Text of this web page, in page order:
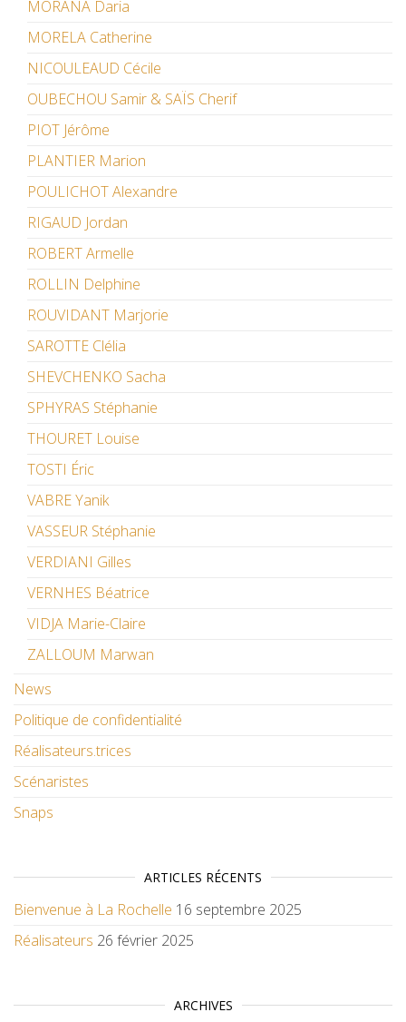
MORANA Daria
MORELA Catherine
NICOULEAUD Cécile
OUBECHOU Samir & SAÏS Cherif
PIOT Jérôme
PLANTIER Marion
POULICHOT Alexandre
RIGAUD Jordan
ROBERT Armelle
ROLLIN Delphine
ROUVIDANT Marjorie
SAROTTE Clélia
SHEVCHENKO Sacha
SPHYRAS Stéphanie
THOURET Louise
TOSTI Éric
VABRE Yanik
VASSEUR Stéphanie
VERDIANI Gilles
VERNHES Béatrice
VIDJA Marie-Claire
ZALLOUM Marwan
News
Politique de confidentialité
Réalisateurs.trices
Scénaristes
Snaps
ARTICLES RÉCENTS
Bienvenue à La Rochelle 16 septembre 2025
Réalisateurs 26 février 2025
ARCHIVES